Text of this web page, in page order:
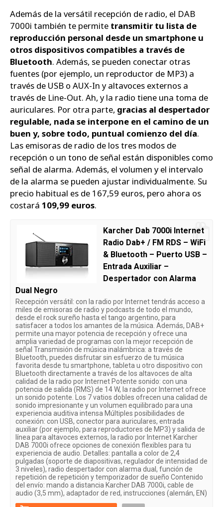
Además de la versátil recepción de radio, el DAB
7000i también te permite transmitir tu lista de
reproducción personal desde un smartphone u
otros dispositivos compatibles a través de
Bluetooth. Además, se pueden conectar otras
fuentes (por ejemplo, un reproductor de MP3) a
través de USB o AUX-In y altavoces externos a
través de Line-Out. Ah, y la radio tiene una toma de
auriculares. Por otra parte, gracias al despertador
regulable, nada se interpone en el camino de un
buen y, sobre todo, puntual comienzo del día.
Las emisoras de radio de los tres modos de
recepción o un tono de señal están disponibles como
señal de alarma. Además, el volumen y el intervalo
de la alarma se pueden ajustar individualmente. Su
precio habitual es de 167,59 euros, pero ahora os
costará 109,99 euros.
Karcher Dab 7000i Internet
Radio Dab+ / FM RDS – WiFi
& Bluetooth – Puerto USB –
Entrada Auxiliar –
Despertador con Alarma
Dual Negro
Recepción versátil: con la radio por Internet tendrás acceso a
miles de emisoras de radio y podcasts de todo el mundo,
desde el rock sureño hasta el tango argentino, para
satisfacer a todos los amantes de la música. Además, DAB+
permite una mayor potencia de recepción y ofrece una
amplia variedad de programas con la mejor recepción de
señal Transmisión de música inalámbrica: a través de
Bluetooth, puedes disfrutar sin esfuerzo de tu música
favorita desde tu smartphone, tableta u otro dispositivo con
Bluetooth directamente a través de los altavoces de alta
calidad de la radio por Internet Potente sonido: con una
potencia de salida (RMS) de 14 W, la radio por Internet ofrece
un sonido potente. Los 7 vatios dobles ofrecen una calidad de
sonido impresionante y un volumen equilibrado para una
experiencia auditiva intensa Múltiples posibilidades de
conexión: con USB, conector para auriculares, entrada
auxiliar (por ejemplo, para reproductores de MP3) y salida de
línea para altavoces externos, la radio por Internet Karcher
DAB 7000i ofrece opciones de conexión flexibles para tu
experiencia de audio. Detalles: pantalla a color de 2,4
pulgadas (soporte de diapositivas, regulador de intensidad de
3 niveles), radio despertador con alarma dual, función de
repetición de repetición y temporizador de sueño Contenido
del envío: mando a distancia Karcher DAB 7000i, cable de
audio (3,5 mm), adaptador de red, instrucciones (alemán, EN)